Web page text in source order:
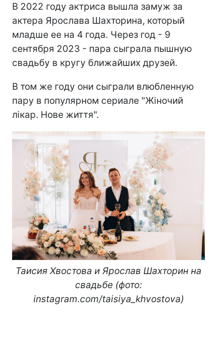
В 2022 году актриса вышла замуж за
актера Ярослава Шахторина, который
младше ее на 4 года. Через год - 9
сентября 2023 - пара сыграла пышную
свадьбу в кругу ближайших друзей.
В том же году они сыграли влюбленную
пару в популярном сериале "Жіночий
лікар. Нове життя".
Таисия Хвостова и Ярослав Шахторин на
свадьбе (фото:
instagram.com/taisiya_khvostova)